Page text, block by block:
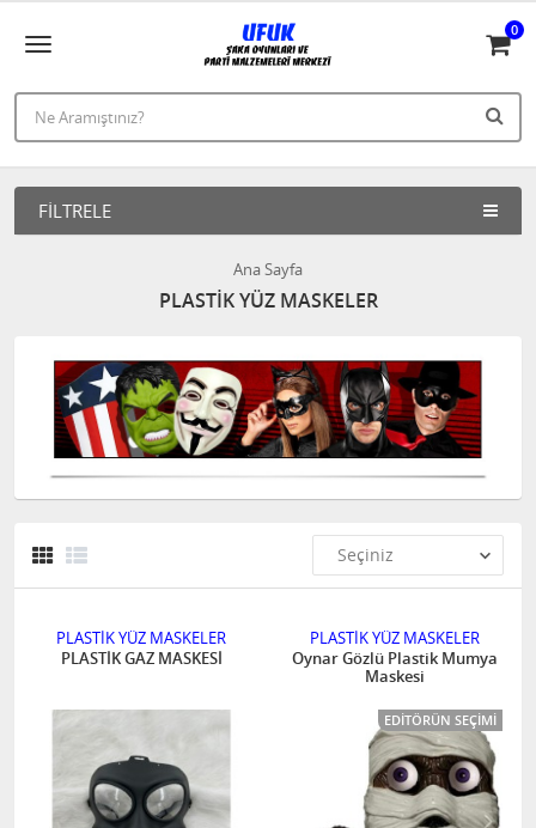
0
FILTRELE
Ana Sayfa
PLASTİK YÜZ MASKELER
PLASTİK YÜZ MASKELER
PLASTİK GAZ MASKESİ
PLASTİK YÜZ MASKELER
Oynar Gözlü Plastik Mumya
Maskesi
EDITÖRÜN SEÇIMI